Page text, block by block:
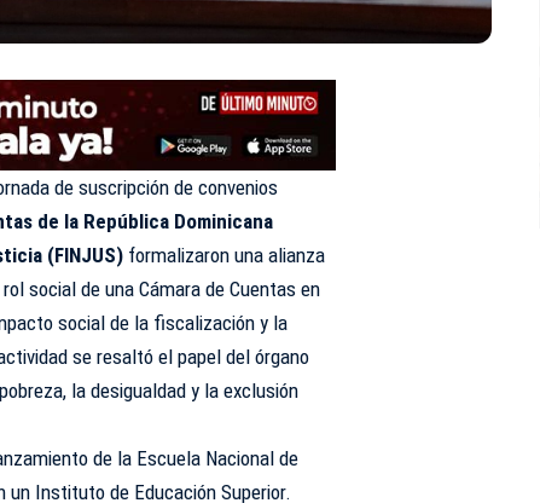
de suscripción de convenios
de la República Dominicana
(FINJUS) formalizaron una alianza
social de una Cámara de Cuentas en
social de la fiscalización y la
se resaltó el papel del órgano
la desigualdad y la exclusión
de la Escuela Nacional de
un Instituto de Educación Superior.